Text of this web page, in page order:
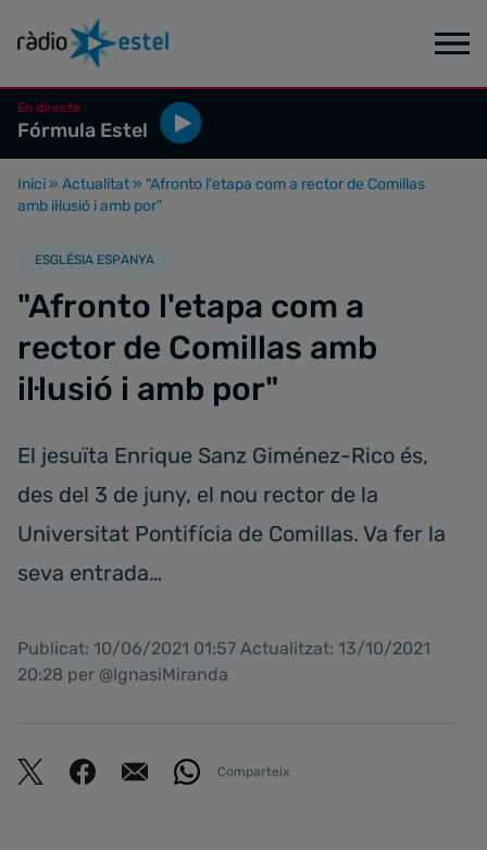
En directe
Fórmula Estel
Inici » Actualitat » "Afronto l'etapa com a rector de Comillas
amb il·lusió i amb por"
ESGLÉSIA ESPANYA
"Afronto l'etapa com a
rector de Comillas amb
il·lusió i amb por"
El jesuïta Enrique Sanz Giménez-Rico és,
des del 3 de juny, el nou rector de la
Universitat Pontifícia de Comillas. Va fer la
seva entrada…
Publicat: 10/06/2021 01:57 Actualitzat: 13/10/2021
20:28 per @IgnasiMiranda
Comparteix